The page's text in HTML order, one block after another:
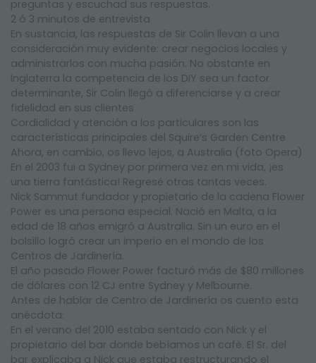
preguntas y escuchad sus respuestas.
2 ó 3 minutos de entrevista
En sustancia, las respuestas de Sir Colin llevan a una
consideración muy evidente: crear negocios locales y
administrarlos con mucha pasión. No obstante en
Inglaterra la competencia de los DIY sea un factor
determinante, Sir Colin llegó a diferenciarse y a crear
fidelidad en sus clientes
Cordialidad y atención a los particulares son las
características principales del Squire’s Garden Centre
Ahora, en cambio, os llevo lejos, a Australia (foto Opera)
En el 2003 fui a Sydney por primera vez en mi vida, ¡es
una tierra fantástica! Regresé otras tantas veces.
Nick Sammut fundador y propietario de la cadena Flower
Power es una persona especial. Nació en Malta, a la
edad de 18 años emigró a Australia. Sin un euro en el
bolsillo logró crear un imperio en el mondo de los
Centros de Jardinería.
El año pasado Flower Power facturó más de $80 millones
de dólares con 12 CJ entre Sydney y Melbourne.
Antes de hablar de Centro de Jardinería os cuento esta
anécdota:
En el verano del 2010 estaba sentado con Nick y el
propietario del bar donde bebíamos un cafè. El Sr. del
bar explicaba a Nick que estaba restructurando el